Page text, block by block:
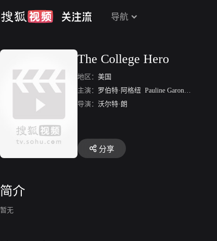
导航
The College Hero
地区： 美国
主演： 罗伯特·阿格纽 Pauline Garon
Ben
导演： 沃尔特·朗
分享
简介
暂无